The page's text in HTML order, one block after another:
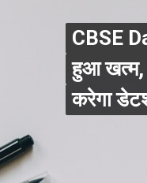
CBSE
हुआ खत्म,
करेगा
CBSE
हुआ खत्म,
करेगा